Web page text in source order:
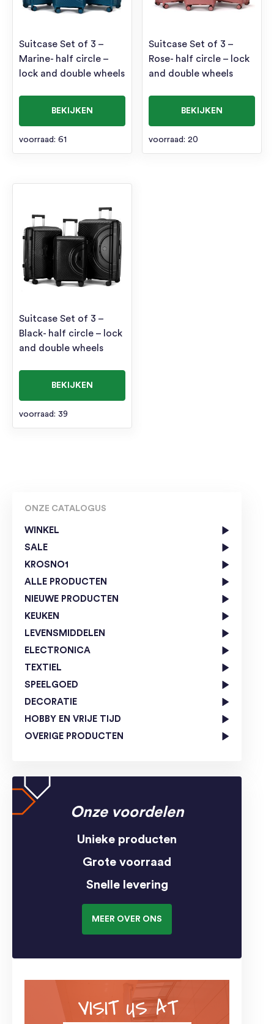
ONZE CATALOGUS
WINKEL
SALE
KROSNO1
ALLE PRODUCTEN
NIEUWE PRODUCTEN
KEUKEN
LEVENSMIDDELEN
ELECTRONICA
TEXTIEL
SPEELGOED
DECORATIE
HOBBY EN VRIJE TIJD
OVERIGE PRODUCTEN
Onze voordelen
Unieke producten
Grote voorraad
Snelle levering
MEER OVER ONS
VISIT US AT
Suitcase Set of 3 –
Marine- half circle –
lock and double wheels
BEKIJKEN
voorraad: 61
Suitcase Set of 3 –
Rose- half circle – lock
and double wheels
BEKIJKEN
voorraad: 20
Suitcase Set of 3 –
Black- half circle – lock
and double wheels
BEKIJKEN
voorraad: 39